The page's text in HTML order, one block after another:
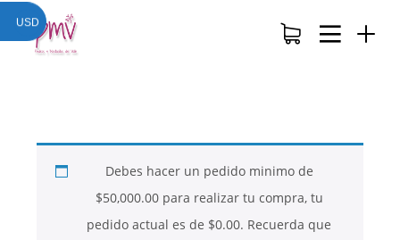
Debes hacer un pedido minimo de
$50,000.00para realizar tu compra, tu
pedido actual es de $0.00. Recuerda que
USD